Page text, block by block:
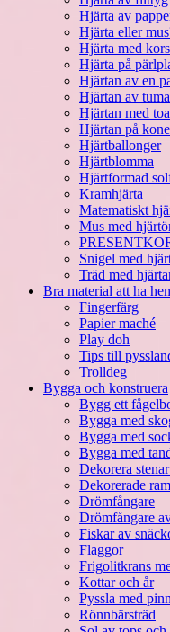
Hjärta av
Hjärta eller
Hjärta med
Hjärta på
Hjärtan av en
Hjärtan av
Hjärtan med
Hjärtan på
Hjärtballonger
Hjärtblomma
Hjärtformad
Kramhjärta
Matematiskt
Mus med
Snigel med
Träd med
Bra material att ha
Fingerfärg
Papier maché
Play doh
Tips till
Trolldeg
Bygga och konstruera
Bygg ett
Bygga med
Bygga med
Bygga med
Dekorera
Dekorerade
Drömfångare
Drömfångare
Fiskar av
Flaggor
Frigolitkrans
Kottar och år
Pyssla med
Rönnbärsträd